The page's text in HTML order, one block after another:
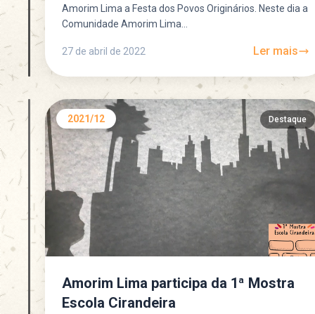
Amorim Lima a Festa dos Povos Originários. Neste dia a
Comunidade Amorim Lima...
27 de abril de 2022 Ler mais
2021/12 Destaque
Amorim Lima participa da 1ª Mostra
Escola Cirandeira